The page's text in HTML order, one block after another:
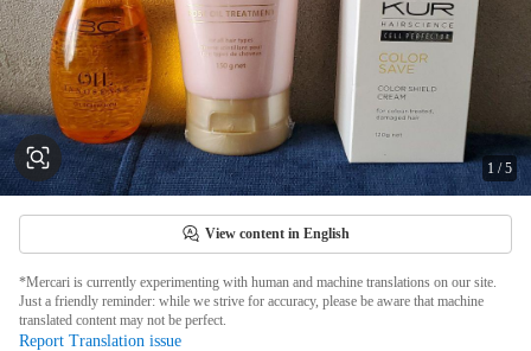
1 /5
View content in English
*Mercari is currently experimenting with human and machine translations on our site.
Just a friendly reminder: while we strive for accuracy, please be aware that machine
translated content may not be perfect.
Report Translation issue